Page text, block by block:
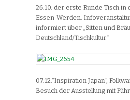
26.10. der erste Runde Tisch in
Essen-Werden.
informiert über „Sitten und
Deutschland/Tischkultur“
07.12.“Inspiration Japan“,
Besuch der Ausstellung mit